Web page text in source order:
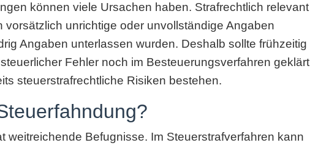
können viele Ursachen haben. Strafrechtlich relevant
vorsätzlich unrichtige oder unvollständige Angaben
Angaben unterlassen wurden. Deshalb sollte frühzeitig
Fehler noch im Besteuerungsverfahren geklärt
steuerstrafrechtliche Risiken bestehen.
weitreichende Befugnisse. Im Steuerstrafverfahren kann